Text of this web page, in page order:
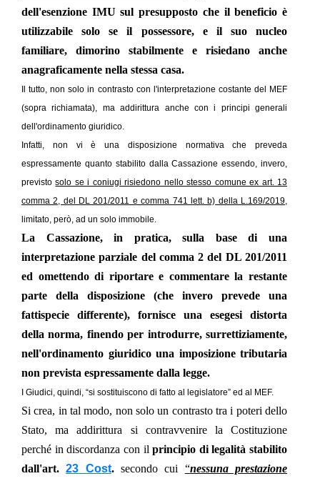
dell'esenzione IMU sul presupposto che il beneficio è
utilizzabile solo se il possessore, e il suo nucleo
familiare, dimorino stabilmente e risiedano anche
anagraficamente nella stessa casa.
Il tutto, non solo in contrasto con l'interpretazione costante del MEF
(sopra richiamata), ma addirittura anche con i principi generali
dell'ordinamento giuridico.
Infatti, non vi è una disposizione normativa che preveda
espressamente quanto stabilito dalla Cassazione essendo, invero,
previstosolo se i coniugi risiedono nello stesso comune ex art. 13
comma 2, del DL 201/2011 e comma 741 lett. b) della L.169/2019,
limitato, però, ad un solo immobile.
La Cassazione, in pratica, sulla base di una
interpretazione parziale del comma 2 del DL 201/2011
ed omettendo di riportare e commentare la restante
parte della disposizione (che invero prevede una
fattispecie differente), fornisce una esegesi distorta
della norma, finendo per introdurre, surrettiziamente,
nell'ordinamento giuridico una imposizione tributaria
non prevista espressamente dalla legge.
I Giudici, quindi, “si sostituiscono di fatto al legislatore” ed al MEF.
Si crea, in tal modo, non solo un contrasto tra i poteri dello
Stato, ma addirittura si contravvenire la Costituzione
perché in discordanza con ilprincipio di legalità stabilito
dall'art.23 Cost.secondo cui “nessuna prestazione